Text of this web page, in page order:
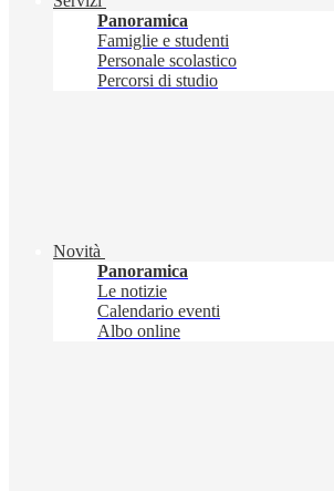
Panoramica
Famiglie e studenti
Personale scolastico
Percorsi di studio
Novità
Panoramica
Le notizie
Calendario eventi
Albo online